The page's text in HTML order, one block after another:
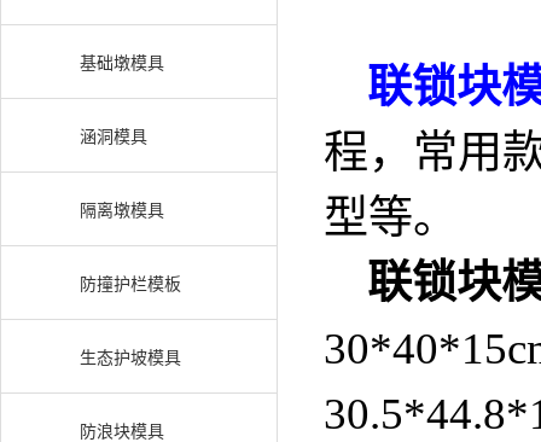
基础墩模具
涵洞模具
隔离墩模具
防撞护栏模板
生态护坡模具
防浪块模具
联锁块
程，常用
型等。
联锁块